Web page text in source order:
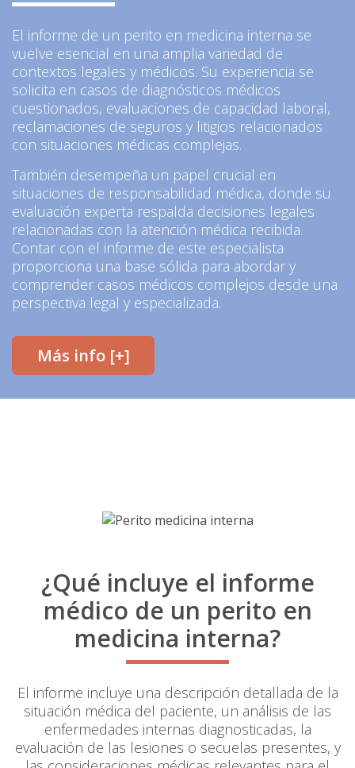
El informe de un perito en medicina interna se
vuelve esencial en una amplia variedad de
contextos legales y médicos. Su experiencia se
solicita en casos de diagnósticos médicos
cuestionados, evaluaciones de capacidad laboral,
reclamaciones de seguros y litigios relacionados
con situaciones médicas complejas.
También desempeña un papel crucial en
situaciones de responsabilidad médica, donde su
evaluación experta respalda decisiones legales
relacionadas con la atención médica recibida.
Contar con el informe de este especialista
proporciona una base sólida para abordar y
comprender casos médicos complejos desde una
perspectiva legal y especializada.
Más info [+]
¿Qué incluye el informe
médico de un perito en
medicina interna?
El informe incluye una descripción detallada de la
situación médica del paciente, un análisis de las
enfermedades internas diagnosticadas, la
evaluación de las lesiones o secuelas presentes, y